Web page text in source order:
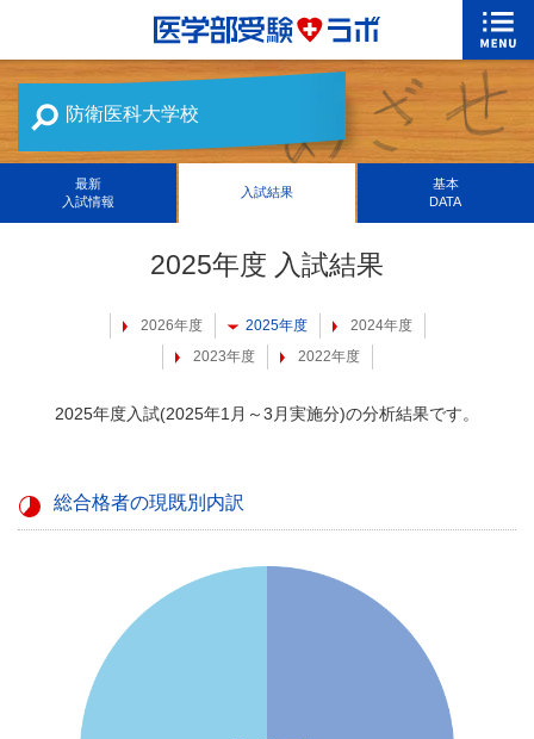
防衛医科大学校
最新
入試情報
入試結果
基本
DATA
2025年度 入試結果
2026年度 2025年度
2024年度
2023年度
2022年度
2025年度入試(2025年1月～3月実施分)の分析結果です。
総合格者の現既別内訳